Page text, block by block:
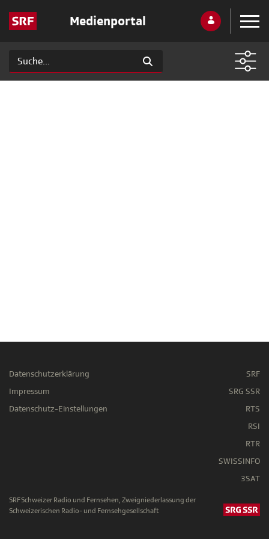
Medienportal
Datenschutzerklärung
Impressum
Datenschutz-Einstellungen
SRF
SRG SSR
RTS
RSI
RTR
SWISSINFO
3SAT
SRF Schweizer Radio und Fernsehen, Zweigniederlassung der
Schweizerischen Radio- und Fernsehgesellschaft